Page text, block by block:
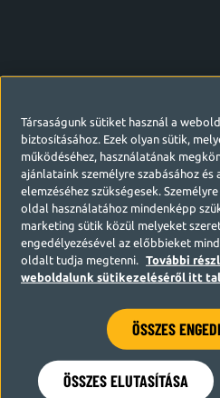
Hamarosan
Társaságunk sütiket használ a
biztosításához. Ezek olyan sütik,
működéséhez, használatának
ajánlataink személyre szabásához
elemzéséhez szükségesek.
oldal használatához mindenképp
marketing sütik közül melyeket
engedélyezésével az előbbieket
oldalt tudja megtenni.
További
weboldalunk sütikezeléséről itt
ÖSSZES
ÖSSZES ELUTASÍTÁSA